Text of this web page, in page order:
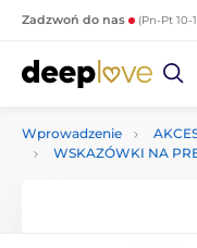
Zadzwoń do nas (Pn-Pt 10-
Wprowadzenie
WSKAZÓWKI NA